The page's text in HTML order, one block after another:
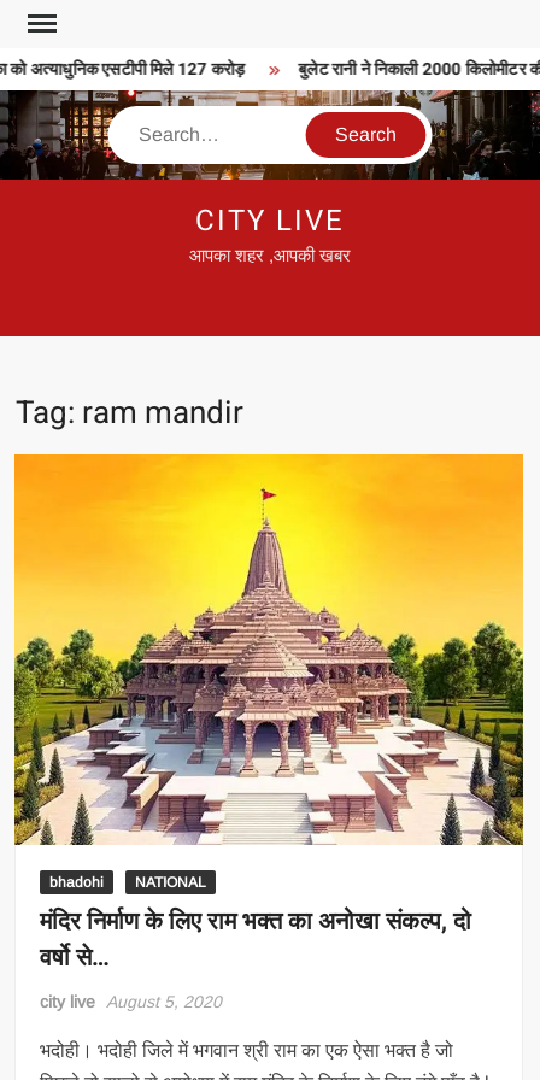
Skip
content
को अत्याधुनिक एसटीपी मिले 127 करोड़ बुलेट रानी ने निकाली 2000 किलोमीटर
Search
CITY LIVE
आपका शहर ,आपकी खबर
Tag: ram mandir
bhadohi NATIONAL
मंदिर निर्माण के लिए राम भक्‍त का अनोखा संकल्‍प, दो
वर्षो से…
city live August 5, 2020
भदोही। भदोही जिले में भगवान श्री राम का एक ऐसा भक्त है जो